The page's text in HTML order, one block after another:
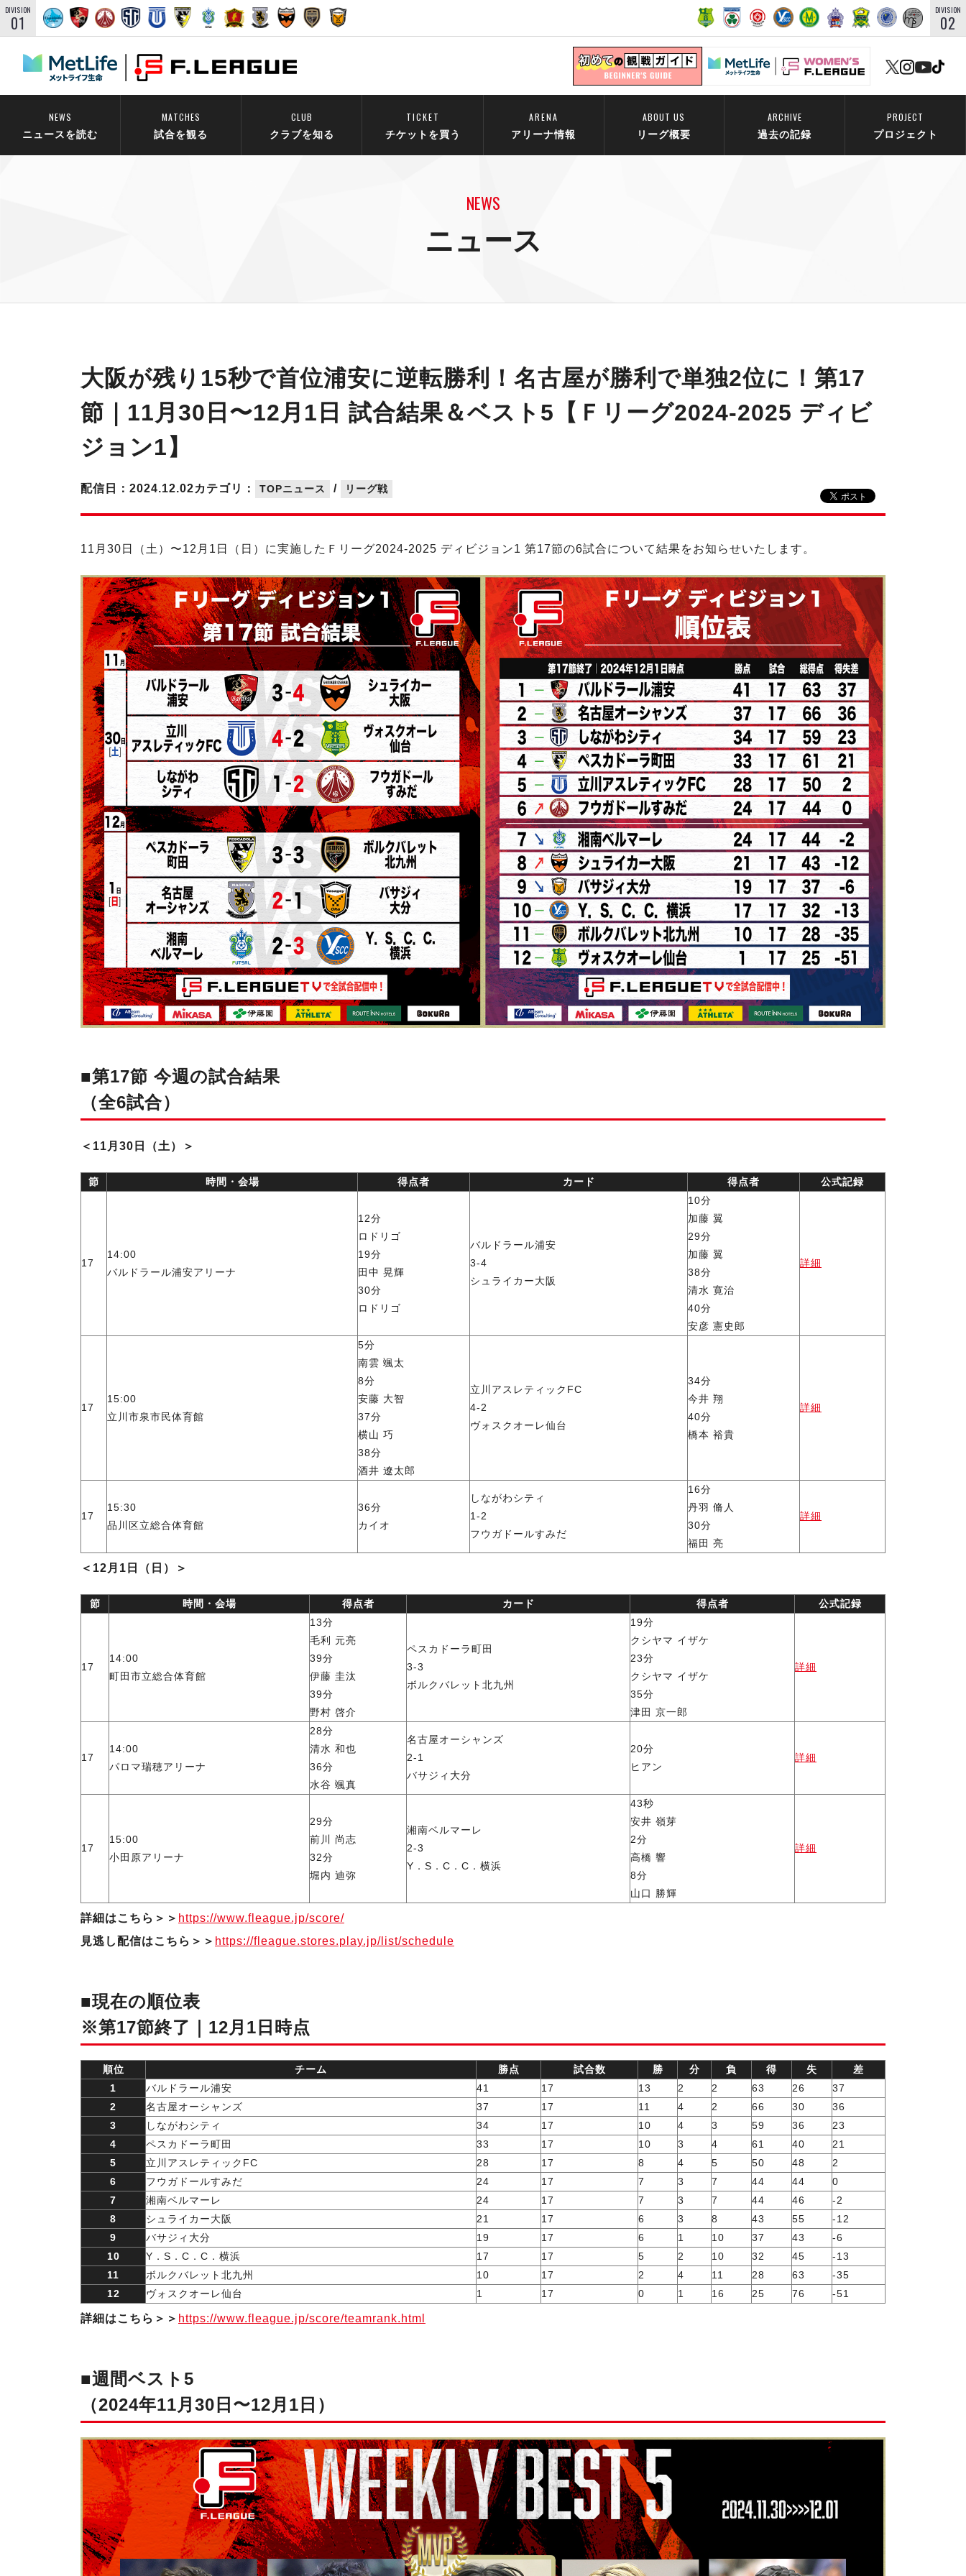
DIVISION
01
DIVISION
02
NEWS
ニュースを読む
MATCHES
試合を観る
CLUB
クラブを知る
TICKET
チケットを買う
ARENA
アリーナ情報
ABOUT US
リーグ概要
ARCHIVE
過去の記録
PROJECT
プロジェクト
NEWS
ニュース
大阪が残り15秒で首位浦安に逆転勝利！名古屋が勝利で単独2位に！第17
節｜11月30日〜12月1日 試合結果＆ベスト5【Ｆリーグ2024-2025 ディビ
ジョン1】
カテゴリ： TOPニュース / リーグ戦
配信日：2024.12.02
11月30日（土）〜12月1日（日）に実施したＦリーグ2024-2025 ディビジョン1 第17節の6試合について結果をお知らせいたします。
■第17節 今週の試合結果
（全6試合）
＜11月30日（土）＞
節 時間・会場 得点者 カード 得点者 公式記録
17
14:00
バルドラール浦安アリーナ
12分
ロドリゴ
19分
田中 晃輝
30分
ロドリゴ
バルドラール浦安
3-4
シュライカー大阪
10分
加藤 翼
29分
加藤 翼
38分
清水 寛治
40分
安彦 憲史郎
詳細
17
15:00
立川市泉市民体育館
5分
南雲 颯太
8分
安藤 大智
37分
横山 巧
38分
酒井 遼太郎
立川アスレティックFC
4-2
ヴォスクオーレ仙台
34分
今井 翔
40分
橋本 裕貴
詳細
17
15:30
品川区立総合体育館
36分
カイオ
しながわシティ
1-2
フウガドールすみだ
16分
丹羽 脩人
30分
福田 亮
詳細
＜12月1日（日）＞
節 時間・会場 得点者 カード 得点者 公式記録
17
14:00
町田市立総合体育館
13分
毛利 元亮
39分
伊藤 圭汰
39分
野村 啓介
ペスカドーラ町田
3-3
ボルクバレット北九州
19分
クシヤマ イザケ
23分
クシヤマ イザケ
35分
津田 京一郎
詳細
17
14:00
パロマ瑞穂アリーナ
28分
清水 和也
36分
水谷 颯真
名古屋オーシャンズ
2-1
バサジィ大分
20分
ヒアン
詳細
17
15:00
小田原アリーナ
29分
前川 尚志
32分
堀内 迪弥
湘南ベルマーレ
2-3
Y．S．C．C．横浜
43秒
安井 嶺芽
2分
高橋 響
8分
山口 勝輝
詳細
詳細はこちら＞＞ https://www.fleague.jp/score/
見逃し配信はこちら＞＞ https://fleague.stores.play.jp/list/schedule
■現在の順位表
※第17節終了｜12月1日時点
順位 チーム 勝点 試合数 勝 分 負 得 失
差
1
バルドラール浦安 41 17 13 2 2 63 26
37
2
名古屋オーシャンズ 37 17 11 4 2 66 30
36
3
しながわシティ 34 17 10 4 3 59 36
23
4
ペスカドーラ町田 33 17 10 3 4 61 40
21
5
立川アスレティックFC 28 17 8 4 5 50 48
2
6
フウガドールすみだ 24 17 7 3 7 44 44
0
7
湘南ベルマーレ 24 17 7 3 7 44 46
-2
8
シュライカー大阪 21 17 6 3 8 43 55
-12
9
バサジィ大分 19 17 6 1 10 37 43
-6
10
Y．S．C．C．横浜 17 17 5 2 10 32 45
-13
11
ボルクバレット北九州 10 17 2 4 11 28 63
-35
12
ヴォスクオーレ仙台 1 17 0 1 16 25 76 -51
詳細はこちら＞＞ https://www.fleague.jp/score/teamrank.html
■週間ベスト5
（2024年11月30日〜12月1日）